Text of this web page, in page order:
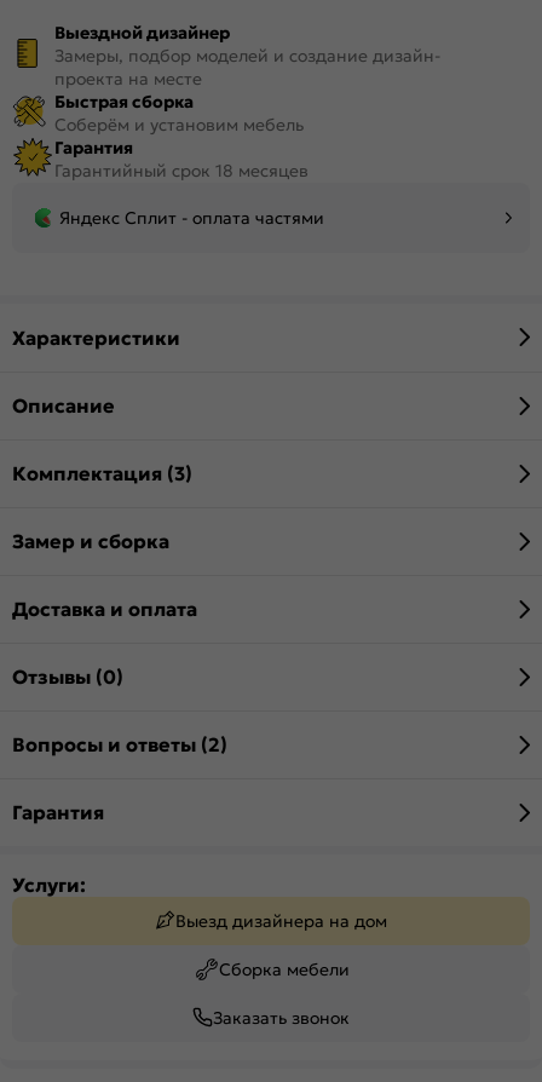
Выездной дизайнер
Замеры, подбор моделей и создание дизайн-
проекта на месте
Быстрая сборка
Соберём и установим мебель
Гарантия
Гарантийный срок 18 месяцев
Яндекс Сплит - оплата частями
Характеристики
Описание
Комплектация (3)
Замер и сборка
Доставка и оплата
Отзывы (0)
Вопросы и ответы (2)
Гарантия
Услуги:
Выезд дизайнера на дом
Сборка мебели
Заказать звонок